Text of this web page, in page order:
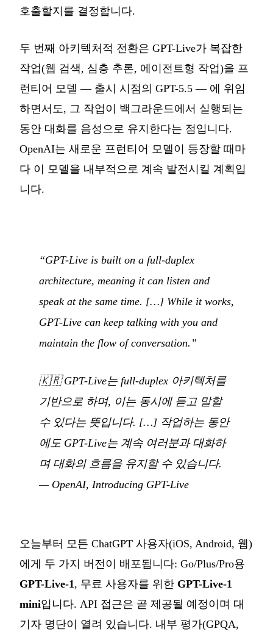
호출할지를 결정합니다.
두 번째 아키텍처적 전환은 GPT-Live가 복잡한
작업(웹 검색, 심층 추론, 에이전트형 작업)을 프
런티어 모델 — 출시 시점의 GPT-5.5 — 에 위임
하면서도, 그 작업이 백그라운드에서 실행되는
동안 대화를 음성으로 유지한다는 점입니다.
OpenAI는 새로운 프런티어 모델이 등장할 때마
다 이 모델을 내부적으로 계속 발전시킬 계획입
니다.
“GPT-Live is built on a full-duplex
architecture, meaning it can listen and
speak at the same time. […] While it works,
GPT-Live can keep talking with you and
maintain the flow of conversation.”
🇰🇷GPT-Live는 full-duplex 아키텍처를
기반으로 하며, 이는 동시에 듣고 말할
수 있다는 뜻입니다. […] 작업하는 동안
에도 GPT-Live는 계속 여러분과 대화하
며 대화의 흐름을 유지할 수 있습니다.
— OpenAI, Introducing GPT-Live
오늘부터 모든 ChatGPT 사용자(iOS, Android, 웹)
에게 두 가지 버전이 배포됩니다: Go/Plus/Pro용
GPT-Live-1, 무료 사용자를 위한 GPT-Live-1
mini입니다. API 접근은 곧 제공될 예정이며 대
기자 명단이 열려 있습니다. 내부 평가(GPQA,